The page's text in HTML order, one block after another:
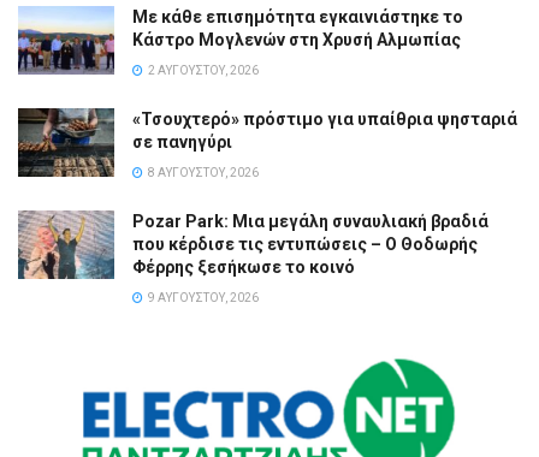
Με κάθε επισημότητα εγκαινιάστηκε το
Κάστρο Μογλενών στη Χρυσή Αλμωπίας
2 ΑΥΓΟΎΣΤΟΥ, 2026
«Τσουχτερό» πρόστιμο για υπαίθρια ψησταριά
σε πανηγύρι
8 ΑΥΓΟΎΣΤΟΥ, 2026
Pozar Park: Μια μεγάλη συναυλιακή βραδιά
που κέρδισε τις εντυπώσεις – Ο Θοδωρής
Φέρρης ξεσήκωσε το κοινό
9 ΑΥΓΟΎΣΤΟΥ, 2026